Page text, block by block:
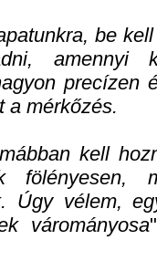
be
amennyi
precízen
a mérkőzés.
kell
fölényesen,
Úgy vélem,
várományosa